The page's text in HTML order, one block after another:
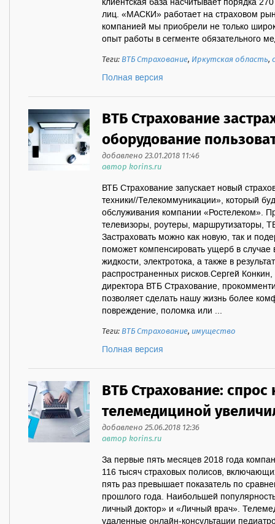
клиентская база насчитывает порядка
лиц. «МАСКИ» работает на страховом
компанией мы приобрели не только
опыт работы в сегменте обязательного
Теги:ВТБ Страхование, Иркутская область,
Полная версия
ВТБ Страхование
оборудование
добавлено 23.01.2018 11:46
автор korins.ru
ВТБ Страхование запускает новый
техники//Телекоммуникации», который
обслуживания компании «Ростелеком».
телевизоры, роутеры, маршрутизаторы,
Застраховать можно как новую, так и
поможет компенсировать ущерб в случае
жидкости, электротока, а также в
распространенных рисков.Сергей Конкин,
директора ВТБ Страхование,
позволяет сделать нашу жизнь более
повреждение, поломка или ...
Теги:ВТБ Страхование, имущество
Полная версия
ВТБ Страхование:
телемедициной
добавлено 25.06.2018 12:36
автор korins.ru
За первые пять месяцев 2018 года
116 тысяч страховых полисов,
пять раз превышает показатель по
прошлого года. Наибольшей
личный доктор» и «Личный врач».
удаленные онлайн-консультации